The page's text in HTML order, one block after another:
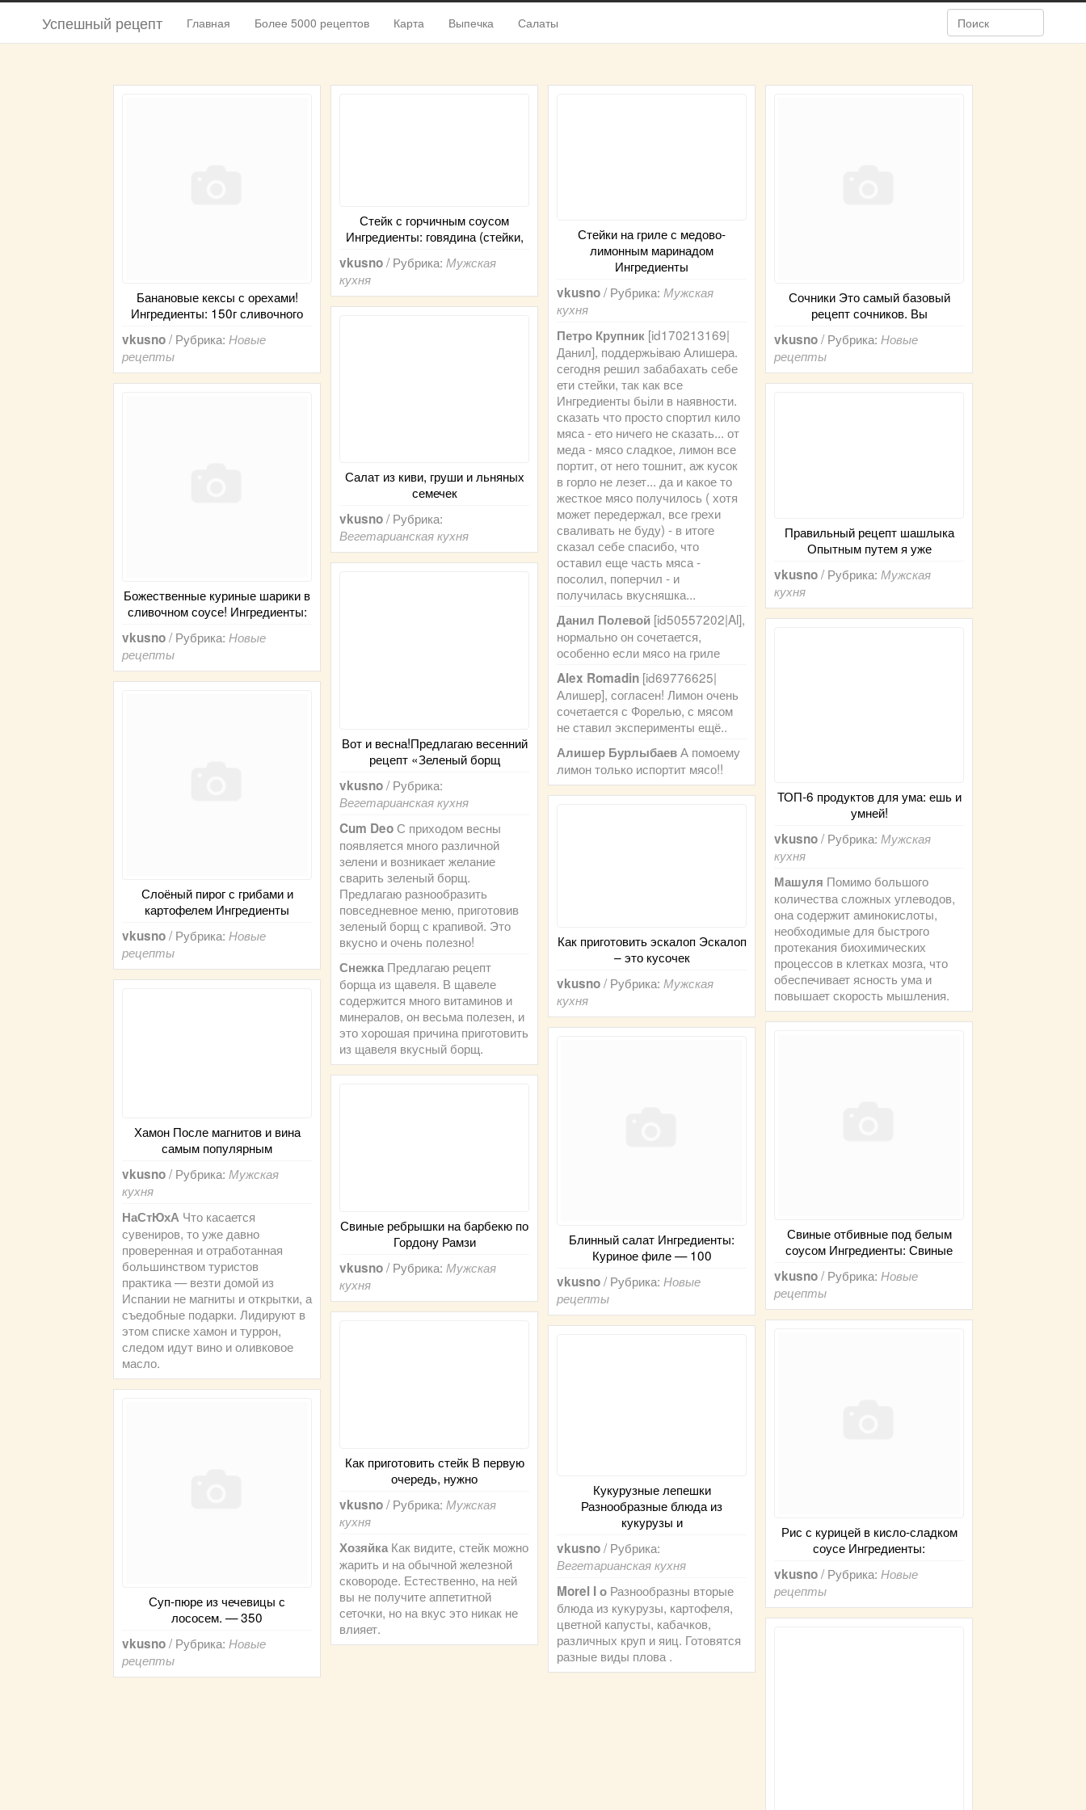
Успешный рецепт Главная Более 5000 рецептов Карта Выпечка Салаты
Банановые кексы с орехами!
Ингредиенты: 150г сливочного
vkusno/ Рубрика: Новые
рецепты
Стейк с горчичным соусом
Ингредиенты: говядина (стейки,
vkusno/ Рубрика: Мужская
кухня
Стейки на гриле с медово-
лимонным маринадом
Ингредиенты
vkusno/ Рубрика: Мужская
кухня
Петро Крупник [id170213169|
Данил], поддержьіваю Алишера.
сегодня решил забабахать себе
ети стейки, так как все
Ингредиенты бьіли в наявности.
сказать что просто спортил кило
мяса - ето ничего не сказать... от
меда - мясо сладкое, лимон все
портит, от него тошнит, аж кусок
в горло не лезет... да и какое то
жесткое мясо получилось ( хотя
может передержал, все грехи
сваливать не буду) - в итоге
сказал себе спасибо, что
оставил еще часть мяса -
посолил, поперчил - и
получилась вкусняшка...
Данил Полевой [id50557202|Al],
нормально он сочетается,
особенно если мясо на гриле
Alex Romadin [id69776625|
Алишер], согласен! Лимон очень
сочетается с Форелью, с мясом
не ставил эксперименты ещё..
Алишер БурлыбаевА помоему
лимон только испортит мясо!!
Сочники Это самый базовый
рецепт сочников. Вы
vkusno/ Рубрика: Новые
рецепты
Салат из киви, груши и льняных
семечек
vkusno/ Рубрика:
Вегетарианская кухня
Божественные куриные шарики в
сливочном соусе! Ингредиенты:
vkusno/ Рубрика: Новые
рецепты
Правильный рецепт шашлыка
Опытным путем я уже
vkusno/ Рубрика: Мужская
кухня
Вот и весна!Предлагаю весенний
рецепт «Зеленый борщ
vkusno/ Рубрика:
Вегетарианская кухня
Cum DeoС приходом весны
появляется много различной
зелени и возникает желание
сварить зеленый борщ.
Предлагаю разнообразить
повседневное меню, приготовив
зеленый борщ с крапивой. Это
вкусно и очень полезно!
Снежка Предлагаю рецепт
борща из щавеля. В щавеле
содержится много витаминов и
минералов, он весьма полезен, и
это хорошая причина приготовить
из щавеля вкусный борщ.
ТОП-6 продуктов для ума: ешь и
умней!
vkusno/ Рубрика: Мужская
кухня
Машуля Помимо большого
количества сложных углеводов,
она содержит аминокислоты,
необходимые для быстрого
протекания биохимических
процессов в клетках мозга, что
обеспечивает ясность ума и
повышает скорость мышления.
Слоёный пирог с грибами и
картофелем Ингредиенты
vkusno/ Рубрика: Новые
рецепты
Как приготовить эскалоп Эскалоп
– это кусочек
vkusno/ Рубрика: Мужская
кухня
Хамон После магнитов и вина
самым популярным
vkusno/ Рубрика: Мужская
кухня
НаСтЮхА Что касается
сувениров, то уже давно
проверенная и отработанная
большинством туристов
практика — везти домой из
Испании не магниты и открытки, а
съедобные подарки. Лидируют в
этом списке хамон и туррон,
следом идут вино и оливковое
масло.
Свиные отбивные под белым
соусом Ингредиенты: Свиные
vkusno/ Рубрика: Новые
рецепты
Блинный салат Ингредиенты:
Куриное филе — 100
vkusno/ Рубрика: Новые
рецепты
Свиные ребрышки на барбекю по
Гордону Рамзи
vkusno/ Рубрика: Мужская
кухня
Как приготовить стейк В первую
очередь, нужно
vkusno/ Рубрика: Мужская
кухня
Хозяйка Как видите, стейк можно
жарить и на обычной железной
сковороде. Естественно, на ней
вы не получите аппетитной
сеточки, но на вкус это никак не
влияет.
Рис с курицей в кисло-сладком
соусе Ингредиенты:
vkusno/ Рубрика: Новые
рецепты
Кукурузные лепешки
Разнообразные блюда из
кукурузы и
vkusno/ Рубрика:
Вегетарианская кухня
Morel I о Разнообразны вторые
блюда из кукурузы, картофеля,
цветной капусты, кабачков,
различных круп и яиц. Готовятся
разные виды плова .
Суп-пюре из чечевицы с
лососем. — 350
vkusno/ Рубрика: Новые
рецепты